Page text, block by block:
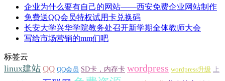
企业为什么要有自己的网站——西安免费企业网站制作
免费送QQ会员特权试用卡兑换码
长安大学兴华学院教务处召开新学期全体教师大会
写给市场营销的mm们吧
标签云
linux建站 QQ QQ会员 SD卡，内存卡 wordpress wordpress升级 上